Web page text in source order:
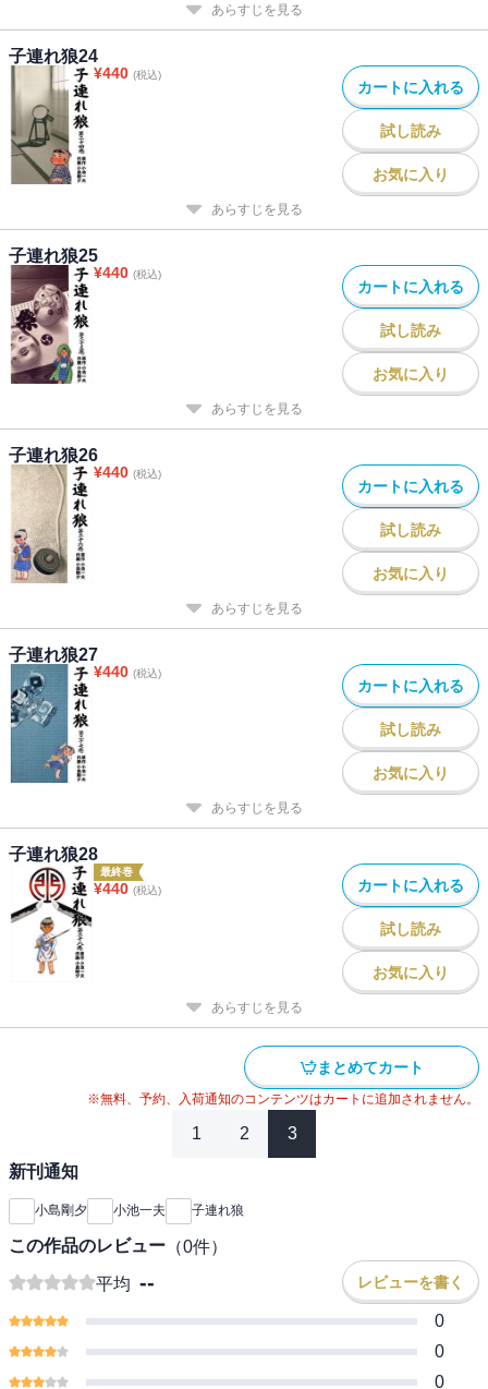
あらすじを見る
子連れ狼24
¥440 (税込)
カートに入れる
試し読み
お気に入り
あらすじを見る
子連れ狼25
¥440 (税込)
カートに入れる
試し読み
お気に入り
あらすじを見る
子連れ狼26
¥440 (税込)
カートに入れる
試し読み
お気に入り
あらすじを見る
子連れ狼27
¥440 (税込)
カートに入れる
試し読み
お気に入り
あらすじを見る
子連れ狼28
最終巻
¥440 (税込) カートに入れる
試し読み
お気に入り
あらすじを見る
まとめてカート
※無料、予約、入荷通知のコンテンツはカートに追加されません。
1 2 3
新刊通知
小島剛夕 小池一夫 子連れ狼
この作品のレビュー （0件）
平均 -- レビューを書く
0
0
0